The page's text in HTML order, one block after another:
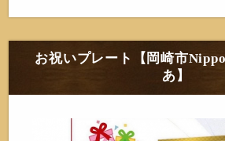
お祝いプレート【岡崎市
あ】